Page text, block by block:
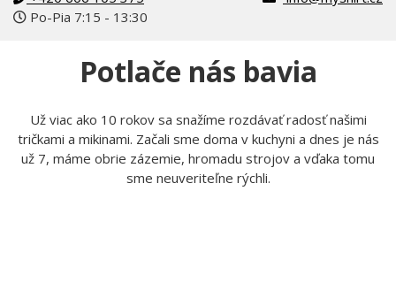
Po-Pia 7:15 - 13:30
Potlače nás bavia
Už viac ako 10 rokov sa snažíme rozdávať radosť našimi
tričkami a mikinami. Začali sme doma v kuchyni a dnes je nás
už 7, máme obrie zázemie, hromadu strojov a vďaka tomu
sme neuveriteľne rýchli.